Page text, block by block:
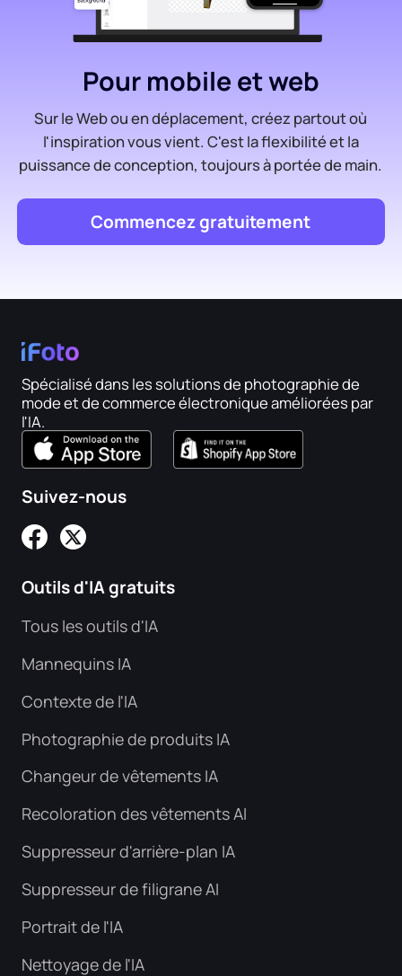
Pour mobile et web
Sur le Web ou en déplacement, créez partout où
l'inspiration vous vient. C'est la flexibilité et la
puissance de conception, toujours à portée de main.
Commencez gratuitement
Spécialisé dans les solutions de photographie de
mode et de commerce électronique améliorées par
l'IA.
Suivez-nous
Outils d'IA gratuits
Tous les outils d'IA
Mannequins IA
Contexte de l'IA
Photographie de produits IA
Changeur de vêtements IA
Recoloration des vêtements AI
Suppresseur d'arrière-plan IA
Suppresseur de filigrane AI
Portrait de l'IA
Nettoyage de l'IA